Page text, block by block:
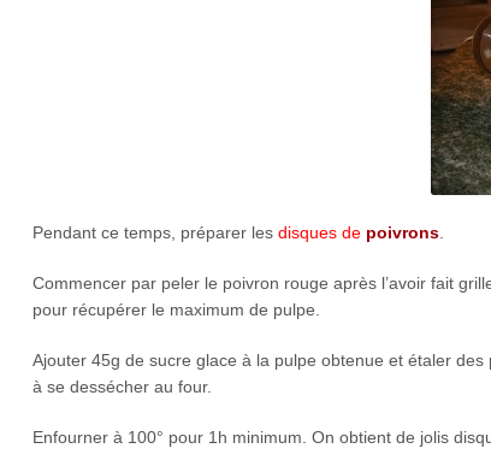
Pendant ce temps, préparer les disques de poivrons.
Commencer par peler le poivron rouge après l’avoir fait
pour récupérer le maximum de pulpe.
Ajouter 45g de sucre glace à la pulpe obtenue et étaler des
à se dessécher au four.
Enfourner à 100° pour 1h minimum. On obtient de jolis